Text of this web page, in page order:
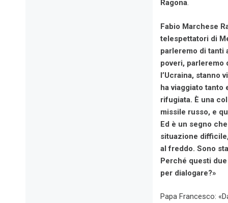
Ragona.
Fabio Marchese
telespettatori di
parleremo di tanti
poveri, parleremo
l’Ucraina, stanno
ha viaggiato tanto
rifugiata. È una
missile russo, e
Ed è un segno
situazione
al freddo. Sono
Perché questi
per dialogare?»
Papa Francesco: